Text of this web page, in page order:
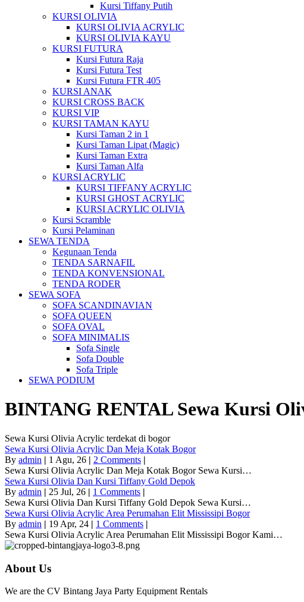
Kursi Tiffany Putih
KURSI OLIVIA
KURSI OLIVIA ACRYLIC
KURSI OLIVIA KAYU
KURSI FUTURA
Kursi Futura Raja
Kursi Futura Test
Kursi Futura FTR 405
KURSI ANAK
KURSI CROSS BACK
KURSI VIP
KURSI TAMAN KAYU
Kursi Taman 2 in 1
Kursi Taman Lipat (Magic)
Kursi Taman Extra
Kursi Taman Alfa
KURSI ACRYLIC
KURSI TIFFANY ACRYLIC
KURSI GHOST ACRYLIC
KURSI ACRYLIC OLIVIA
Kursi Scramble
Kursi Pelaminan
SEWA TENDA
Kegunaan Tenda
TENDA SARNAFIL
TENDA KONVENSIONAL
TENDA RODER
SEWA SOFA
SOFA SCANDINAVIAN
SOFA QUEEN
SOFA OVAL
SOFA MINIMALIS
Sofa Single
Sofa Double
Sofa Triple
SEWA PODIUM
BINTANG RENTAL Sewa Kursi
Sewa Kursi Olivia Acrylic terdekat di bogor
Sewa Kursi Olivia Acrylic Dan Meja Kotak Bogor
By admin | 1 Agu, 26 | 2 Comments |
Sewa Kursi Olivia Acrylic Dan Meja Kotak Bogor Sewa Kursi…
Sewa Kursi Olivia Dan Kursi Tiffany Gold Depok
By admin | 25 Jul, 26 | 1 Comments |
Sewa Kursi Olivia Dan Kursi Tiffany Gold Depok Sewa Kursi…
Sewa Kursi Olivia Acrylic Area Perumahan Elit Mississipi Bogor
By admin | 19 Apr, 24 | 1 Comments |
Sewa Kursi Olivia Acrylic Area Perumahan Elit Mississipi Bogor Kami…
About Us
We are the CV Bintang Jaya Party Equipment Rentals